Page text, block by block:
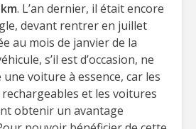
. L’an dernier, il était encore
devant rentrer en juillet
au mois de janvier de la
s’il est d’occasion, ne
voiture à essence, car les
et les voitures
obtenir un avantage